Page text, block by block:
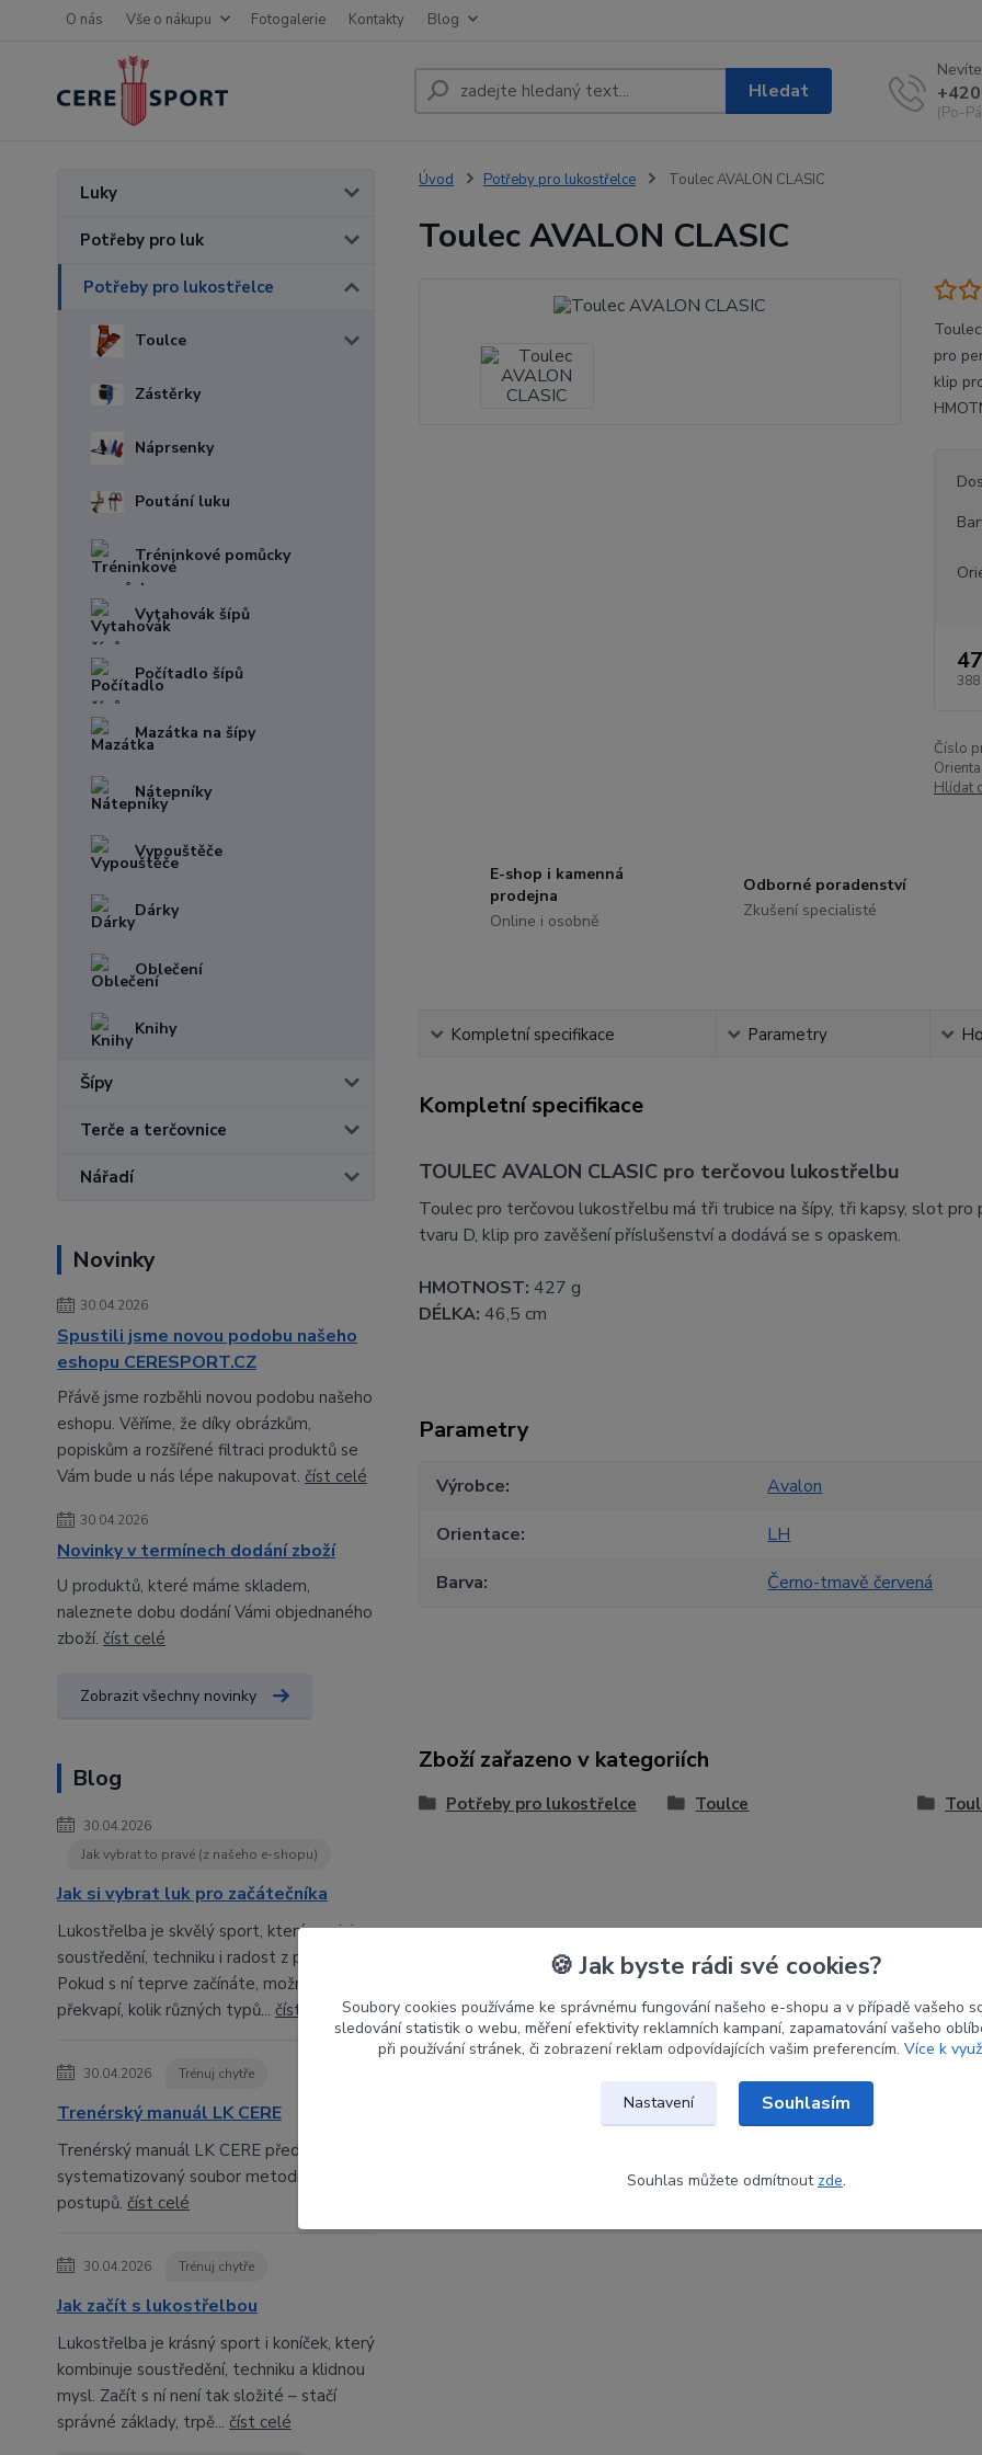
O nás Vše o nákupu Fotogalerie Kontakty Blog
Hledat
(Po-
Luky
Potřeby pro luk
Potřeby pro lukostřelce
Toulce
Zástěrky
Náprsenky
Poutání luku
Tréninkové pomůcky
Vytahovák šípů
Počítadlo šípů
Mazátka na šípy
Nátepníky
Vypouštěče
Dárky
Oblečení
Knihy
Šípy
Terče a terčovnice
Nářadí
Novinky
30.04.2026
Spustili jsme novou podobu našeho
eshopu CERESPORT.CZ
Přávě jsme rozběhli novou podobu našeho
eshopu. Věříme, že díky obrázkům,
popiskům a rozšířené filtraci produktů se
Vám bude u nás lépe nakupovat. číst celé
30.04.2026
Novinky v termínech dodání zboží
U produktů, které máme skladem,
naleznete dobu dodání Vámi objednaného
zboží. číst celé
Zobrazit všechny novinky
Blog
30.04.2026
Jak vybrat to pravé (z našeho e-shopu)
Jak si vybrat luk pro začátečníka
Lukostřelba je skvělý sport, který spojuje
soustředění, techniku i radost z pohybu.
Pokud s ní teprve začínáte, možná vás
překvapí, kolik různých typů... číst celé
30.04.2026 Trénuj chytře
Trenérský manuál LK CERE
Trenérský manuál LK CERE představuje
systematizovaný soubor metodických
postupů. číst celé
30.04.2026 Trénuj chytře
Jak začít s lukostřelbou
Lukostřelba je krásný sport i koníček, který
kombinuje soustředění, techniku a klidnou
mysl. Začít s ní není tak složité – stačí
správné základy, trpě... číst celé
Úvod Potřeby pro lukostřelce Toulec AVALON CLASIC
Toulec AVALON CLASIC
pro
klip
388
Číslo
Hlídat
E-shop i kamenná
prodejna
Online i osobně
Odborné poradenství
Zkušení specialisté
Kompletní specifikace Parametry
Kompletní specifikace
TOULEC AVALON CLASIC pro terčovou lukostřelbu
Toulec pro terčovou lukostřelbu má tři trubice na šípy, tři kapsy, slot
tvaru D, klip pro zavěšení příslušenství a dodává se s opaskem.
HMOTNOST: 427 g
DÉLKA: 46,5 cm
Parametry
Výrobce
Avalon
Orientace
LH
Barva
Černo-tmavě červená
Zboží zařazeno v kategoriích
Potřeby pro lukostřelce Toulce
🍪 Jak byste rádi své cookies?
Soubory cookies používáme ke správnému fungování našeho e-shopu a v případě vašeho
sledování statistik o webu, měření efektivity reklamních kampaní, zapamatování vašeho
při používání stránek, či zobrazení reklam odpovídajících vašim preferencím. Více k
Nastavení Souhlasím
Souhlas můžete odmítnout zde.